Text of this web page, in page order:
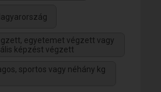
egyetemet végzett vagy
képzést végzett
sportos vagy néhány kg